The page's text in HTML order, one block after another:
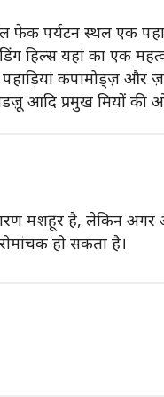
पर्यटन स्थल एक
हिल्स यहां का एक
कपामोड्ज़ और
आदि प्रमुख मियों
मशहूर है, लेकिन अगर
हो सकता है।